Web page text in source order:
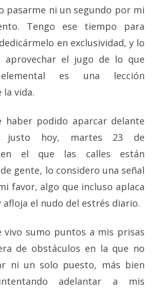
pasarme ni un segundo por mi
Tengo ese tiempo para
en exclusividad, y lo
aprovechar el jugo de lo que
es una lección
la vida.
haber podido aparcar delante
justo hoy, martes 23 de
en el que las calles están
gente, lo considero una señal
favor, algo que incluso aplaca
afloja el nudo del estrés diario.
vivo sumo puntos a mis prisas
de obstáculos en la que no
ni un solo puesto, más bien
adelantar a mis